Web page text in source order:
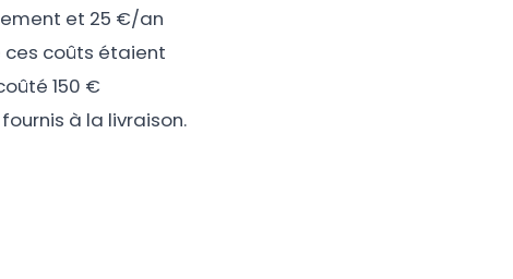
et 25 €/an
ces coûts étaient
150 €
à la livraison.